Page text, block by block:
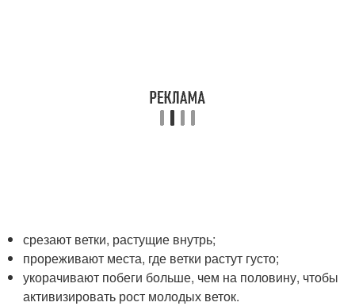
срезают ветки, растущие внутрь;
прореживают места, где ветки растут густо;
укорачивают побеги больше, чем на половину, чтобы
активизировать рост молодых веток.